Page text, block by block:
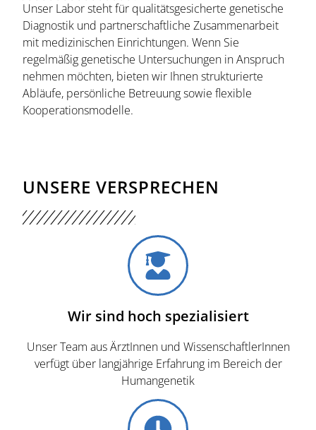
Unser Labor steht für qualitätsgesicherte genetische
Diagnostik und partnerschaftliche Zusammenarbeit
mit medizinischen Einrichtungen. Wenn Sie
regelmäßig genetische Untersuchungen in Anspruch
nehmen möchten, bieten wir Ihnen strukturierte
Abläufe, persönliche Betreuung sowie flexible
Kooperationsmodelle.
UNSERE VERSPRECHEN
Wir sind hoch spezialisiert
Unser Team aus ÄrztInnen und WissenschaftlerInnen
verfügt über langjährige Erfahrung im Bereich der
Humangenetik